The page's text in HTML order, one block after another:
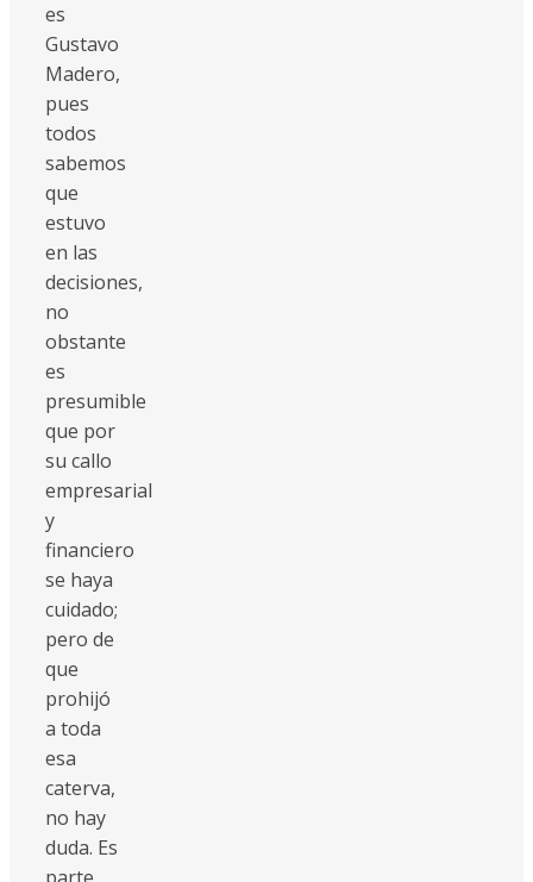
es
Gustavo
Madero,
pues
todos
sabemos
que
estuvo
en las
decisiones,
no
obstante
es
presumible
que por
su callo
empresarial
y
financiero
se haya
cuidado;
pero de
que
prohijó
a toda
esa
caterva,
no hay
duda. Es